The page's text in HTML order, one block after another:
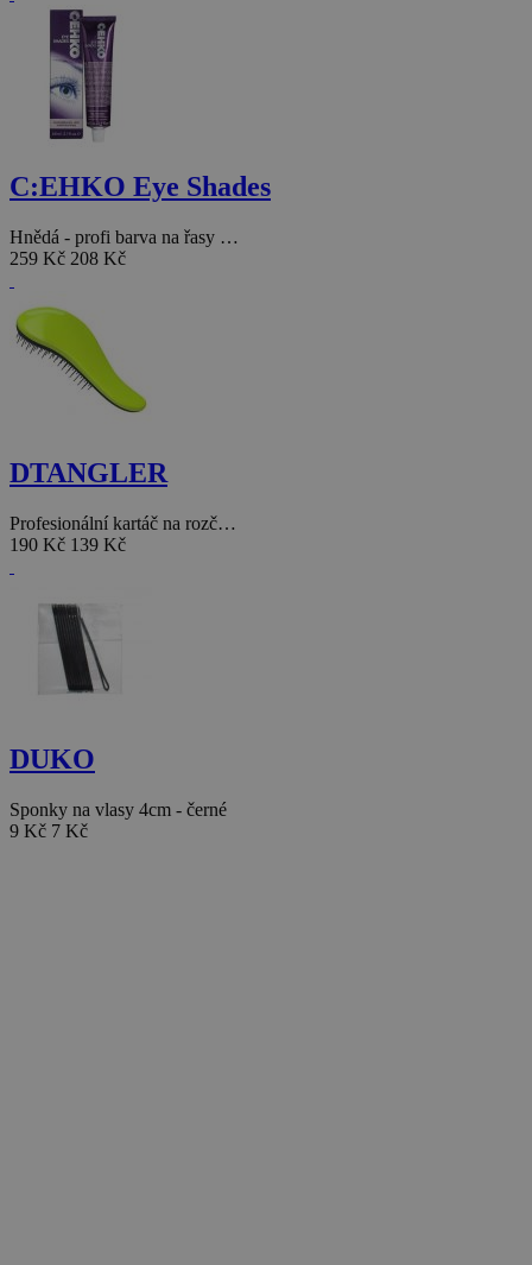
C:EHKO Eye Shades
Hnědá - profi barva na řasy …
259 Kč 208 Kč
DTANGLER
Profesionální kartáč na rozč…
190 Kč 139 Kč
DUKO
Sponky na vlasy 4cm - černé
9 Kč 7 Kč